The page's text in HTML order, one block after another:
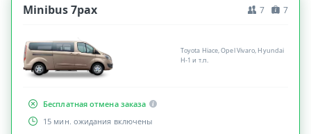
Minibus 7pax 7 7
Toyota Hiace, Opel Vivaro, Hyundai
H-1 и т.п.
Бесплатная отмена заказа
15 мин. ожидания включены